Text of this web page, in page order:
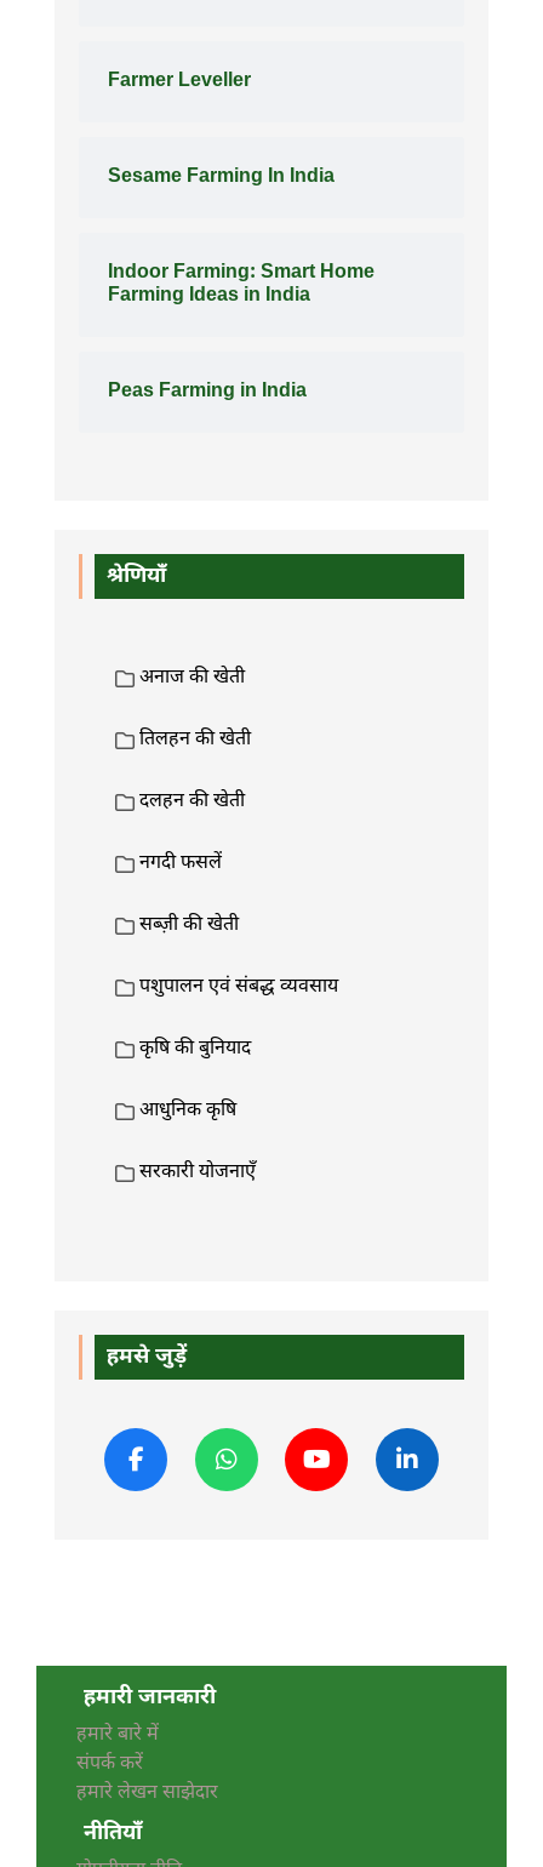
Farmer Leveller
Sesame Farming In India
Indoor Farming: Smart Home
Farming Ideas in India
Peas Farming in India
श्रेणियाँ
अनाज की खेती
तिलहन की खेती
दलहन की खेती
नगदी फसलें
सब्ज़ी की खेती
पशुपालन एवं संबद्ध व्यवसाय
कृषि की बुनियाद
आधुनिक कृषि
सरकारी योजनाएँ
हमसे जुड़ें
हमारी जानकारी
हमारे बारे में
संपर्क करें
हमारे लेखन साझेदार
नीतियाँ